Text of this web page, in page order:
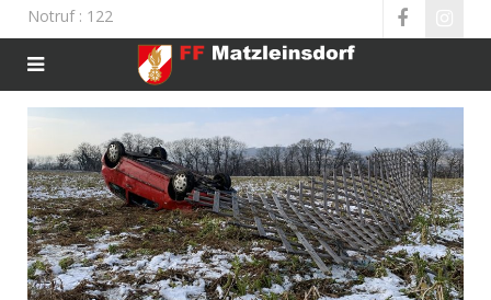
Notruf: 122